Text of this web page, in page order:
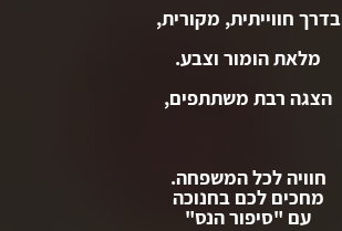
בדרך חווייתית, מקורית,
מלאת הומור וצבע.
הצגה רבת משתתפים,
חוויה לכל המשפחה.
מחכים לכם בחנוכה
עם "סיפור הנס"